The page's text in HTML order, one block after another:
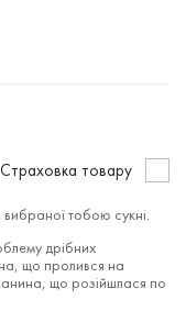
Cтраховка товару
тобою сукні.
дрібних
що пролився на
що розійшлася по